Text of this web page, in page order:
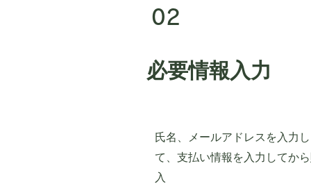
02
必要情報入力
氏名、メールアドレスを入力し
て、​支払い情報を入力してか
入